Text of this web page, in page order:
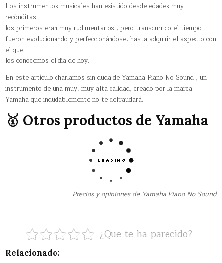
Los instrumentos musicales han existido desde edades muy
recónditas ;
los primeros eran muy rudimentarios , pero transcurrido el tiempo
fueron evolucionando y perfeccionándose, hasta adquirir el aspecto con
el que
los conocemos el día de hoy.
En este artículo charlamos sin duda de Yamaha Piano No Sound , un
instrumento de una muy, muy alta calidad, creado por la marca
Yamaha que indudablemente no te defraudará.
🥇 Otros productos de Yamaha
Precios y opiniones de Yamaha Piano No Sound
¿Que te ha parecido?
Relacionado: